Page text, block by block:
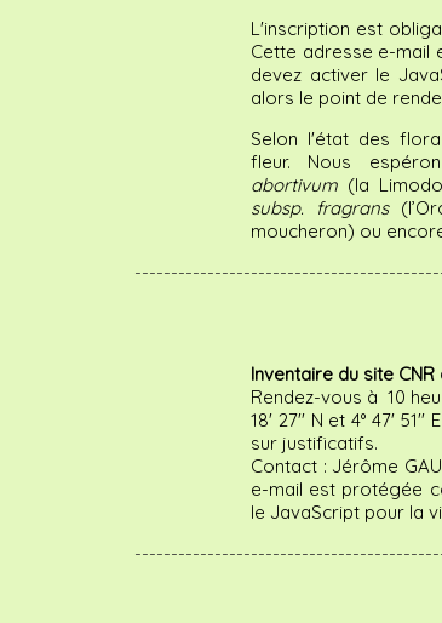
L'inscription est
Cette adresse e-mail
devez activer le
alors le point de
Selon l'état des
fleur. Nous
abortivum (la
subsp. fragrans
moucheron) ou
Inventaire du site
Rendez-vous à 10
18' 27'' N et 4° 47'
sur justificatifs.
Contact : Jérôme
e-mail est protégée
le JavaScript pour la